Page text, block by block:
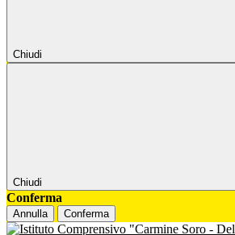
Chiudi
Chiudi
Conferma
Annulla Conferma